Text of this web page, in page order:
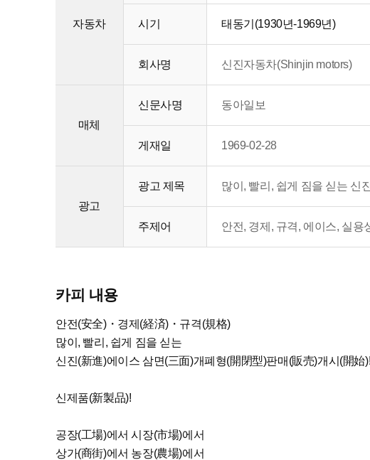
자동차 시기 태동기(1930년-1969년)
회사명 신진자동차(Shinjin motors)
매체
신문사명 동아일보
게재일 1969-02-28
광고
광고 제목 많이, 빨리, 쉽게 짐을 싣는 신
주제어 안전, 경제, 규격, 에이스, 실용
카피 내용
안전(安全)・경제(経済)・규격(規格)
많이, 빨리, 쉽게 짐을 싣는
신진(新進)에이스 삼면(三面)개폐형(開閉型)판매(販売)개시(開始)!
신제품(新製品)!
공장(工場)에서 시장(市場)에서
상가(商街)에서 농장(農場)에서